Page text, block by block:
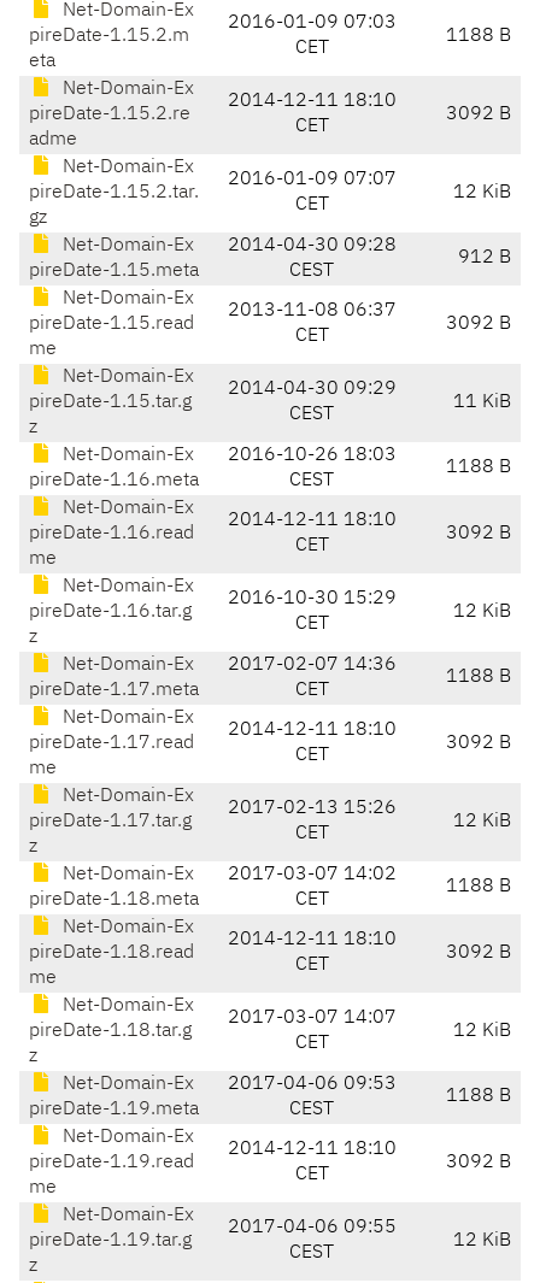
Net-Domain-Ex
pireDate-1.15.2.m
eta
2016-01-09 07:03
CET
1188 B
Net-Domain-Ex
pireDate-1.15.2.re
adme
2014-12-11 18:10
CET
3092 B
Net-Domain-Ex
pireDate-1.15.2.tar.
gz
2016-01-09 07:07
CET
12 KiB
Net-Domain-Ex
pireDate-1.15.meta
2014-04-30 09:28
CEST
912 B
Net-Domain-Ex
pireDate-1.15.read
me
2013-11-08 06:37
CET
3092 B
Net-Domain-Ex
pireDate-1.15.tar.g
z
2014-04-30 09:29
CEST
11 KiB
Net-Domain-Ex
pireDate-1.16.meta
2016-10-26 18:03
CEST
1188 B
Net-Domain-Ex
pireDate-1.16.read
me
2014-12-11 18:10
CET
3092 B
Net-Domain-Ex
pireDate-1.16.tar.g
z
2016-10-30 15:29
CET
12 KiB
Net-Domain-Ex
pireDate-1.17.meta
2017-02-07 14:36
CET
1188 B
Net-Domain-Ex
pireDate-1.17.read
me
2014-12-11 18:10
CET
3092 B
Net-Domain-Ex
pireDate-1.17.tar.g
z
2017-02-13 15:26
CET
12 KiB
Net-Domain-Ex
pireDate-1.18.meta
2017-03-07 14:02
CET
1188 B
Net-Domain-Ex
pireDate-1.18.read
me
2014-12-11 18:10
CET
3092 B
Net-Domain-Ex
pireDate-1.18.tar.g
z
2017-03-07 14:07
CET
12 KiB
Net-Domain-Ex
pireDate-1.19.meta
2017-04-06 09:53
CEST
1188 B
Net-Domain-Ex
pireDate-1.19.read
me
2014-12-11 18:10
CET
3092 B
Net-Domain-Ex
pireDate-1.19.tar.g
z
2017-04-06 09:55
CEST
12 KiB